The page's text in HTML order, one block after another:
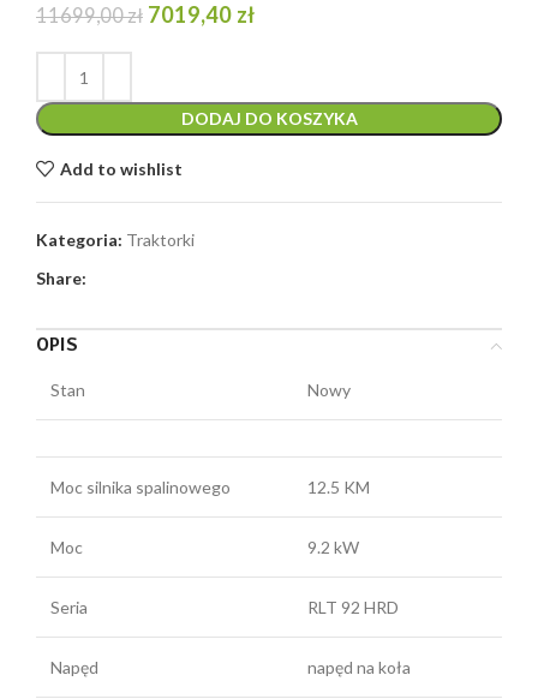
11699,00zł Pierwotna
7019,40 złAktualna
DODAJ DO KOSZYKA
Add to wishlist
Kategoria: Traktorki
Share:
OPIS
Stan Nowy
Moc silnika spalinowego 12.5 KM
Moc 9.2 kW
Seria RLT 92 HRD
Napęd napęd na koła